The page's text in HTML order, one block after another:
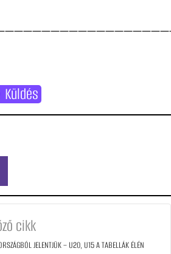
Küldés
cikk
JELENTJÜK – U20, U15 A TABELLÁK ÉLÉN